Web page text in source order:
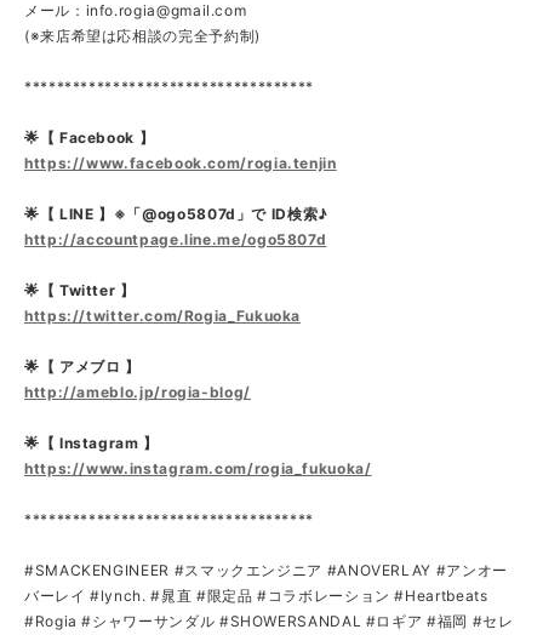
メール： info.rogia@gmail.com
(※来店希望は応相談の完全予約制)
************************************
🌟【 Facebook 】
https://www.facebook.com/rogia.tenjin
🌟【 LINE 】※「@ogo5807d」で ID検索♪
http://accountpage.line.me/ogo5807d
🌟【 Twitter 】
https://twitter.com/Rogia_Fukuoka
🌟【 アメブロ 】
http://ameblo.jp/rogia-blog/
🌟【 Instagram 】
https://www.instagram.com/rogia_fukuoka/
************************************
#SMACKENGINEER #スマックエンジニア #ANOVERLAY #アンオー
バーレイ #lynch. #晁直 #限定品 #コラボレーション #Heartbeats
#Rogia #シャワーサンダル #SHOWERSANDAL #ロギア #福岡 #セレ